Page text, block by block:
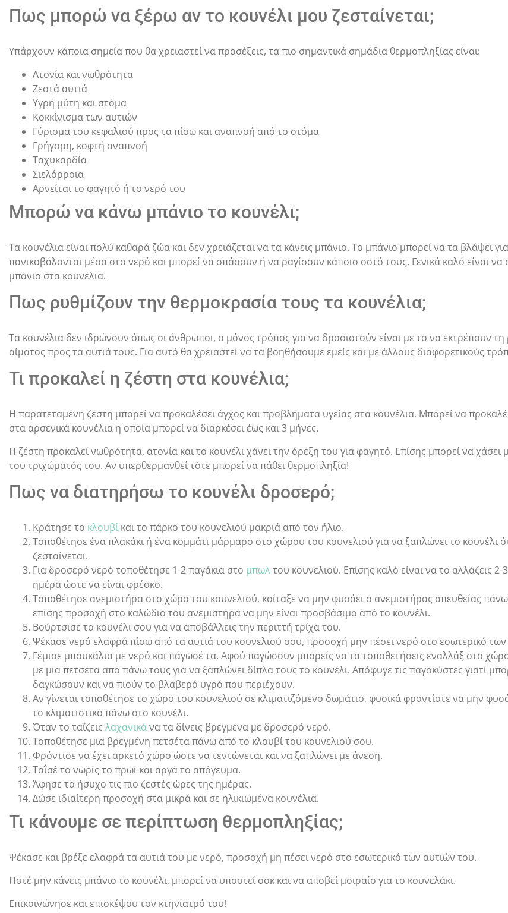
Πως μπορώ να ξέρω αν το κουνέλι μου ζεσταίνεται;
Υπάρχουν κάποια σημεία που θα χρειαστεί να προσέξεις, τα πιο σημαντικά σημάδια θερμοπληξίας είναι:
Ατονία και νωθρότητα
Ζεστά αυτιά
Υγρή μύτη και στόμα
Κοκκίνισμα των αυτιών
Γύρισμα του κεφαλιού προς τα πίσω και αναπνοή από το στόμα
Γρήγορη, κοφτή αναπνοή
Ταχυκαρδία
Σιελόρροια
Αρνείται το φαγητό ή το νερό του
Μπορώ να κάνω μπάνιο το κουνέλι;
Τα κουνέλια είναι πολύ καθαρά ζώα και δεν χρειάζεται να τα κάνεις μπάνιο. Το μπάνιο μπορεί να τα βλάψει
πανικοβάλονται μέσα στο νερό και μπορεί να σπάσουν ή να ραγίσουν κάποιο οστό τους. Γενικά καλό είναι να
μπάνιο στα κουνέλια.
Πως ρυθμίζουν την θερμοκρασία τους τα κουνέλια;
Τα κουνέλια δεν ιδρώνουν όπως οι άνθρωποι, ο μόνος τρόπος για να δροσιστούν είναι με το να εκτρέπουν
αίματος προς τα αυτιά τους. Για αυτό θα χρειαστεί να τα βοηθήσουμε εμείς και με άλλους διαφορετικούς
Τι προκαλεί η ζέστη στα κουνέλια;
Η παρατεταμένη ζέστη μπορεί να προκαλέσει άγχος και προβλήματα υγείας στα κουνέλια. Μπορεί να
στα αρσενικά κουνέλια η οποία μπορεί να διαρκέσει έως και 3 μήνες.
Η ζέστη προκαλεί νωθρότητα, ατονία και το κουνέλι χάνει την όρεξη του για φαγητό. Επίσης μπορεί να χάσει
του τριχώματός του. Αν υπερθερμανθεί τότε μπορεί να πάθει θερμοπληξία!
Πως να διατηρήσω το κουνέλι δροσερό;
Κράτησε το κλουβί και το πάρκο του κουνελιού μακριά από τον ήλιο.
Τοποθέτησε ένα πλακάκι ή ένα κομμάτι μάρμαρο στο χώρου του κουνελιού για να ξαπλώνει το κουνέλι
ζεσταίνεται.
Για δροσερό νερό τοποθέτησε 1-2 παγάκια στο μπωλτου κουνελιού. Επίσης καλό είναι να το αλλάζεις 2-
ημέρα ώστε να είναι φρέσκο.
Τοποθέτησε ανεμιστήρα στο χώρο του κουνελιού, κοίταξε να μην φυσάει ο ανεμιστήρας απευθείας
επίσης προσοχή στο καλώδιο του ανεμιστήρα να μην είναι προσβάσιμο από το κουνέλι.
Βούρτσισε το κουνέλι σου για να αποβάλλεις την περιττή τρίχα του.
Ψέκασε νερό ελαφρά πίσω από τα αυτιά του κουνελιού σου, προσοχή μην πέσει νερό στο εσωτερικό των
Γέμισε μπουκάλια με νερό και πάγωσέ τα. Αφού παγώσουν μπορείς να τα τοποθετήσεις εναλλάξ στο
με μια πετσέτα απο πάνω τους για να ξαπλώνει δίπλα τους το κουνέλι. Απόφυγε τις παγοκύστες γιατί
δαγκώσουν και να πιούν το βλαβερό υγρό που περιέχουν.
Αν γίνεται τοποθέτησε το χώρο του κουνελιού σε κλιματιζόμενο δωμάτιο, φυσικά φροντίστε να μην
το κλιματιστικό πάνω στο κουνέλι.
Όταν το ταΐζεις λαχανικάνα τα δίνεις βρεγμένα με δροσερό νερό.
Τοποθέτησε μια βρεγμένη πετσέτα πάνω από το κλουβί του κουνελιού σου.
Φρόντισε να έχει αρκετό χώρο ώστε να τεντώνεται και να ξαπλώνει με άνεση.
Ταΐσέ το νωρίς το πρωί και αργά το απόγευμα.
Άφησε το ήσυχο τις πιο ζεστές ώρες της ημέρας.
Δώσε ιδιαίτερη προσοχή στα μικρά και σε ηλικιωμένα κουνέλια.
Τι κάνουμε σε περίπτωση θερμοπληξίας;
Ψέκασε και βρέξε ελαφρά τα αυτιά του με νερό, προσοχή μη πέσει νερό στο εσωτερικό των αυτιών του.
Ποτέ μην κάνεις μπάνιο το κουνέλι, μπορεί να υποστεί σοκ και να αποβεί μοιραίο για το κουνελάκι.
Επικοινώνησε και επισκέψου τον κτηνίατρό του!